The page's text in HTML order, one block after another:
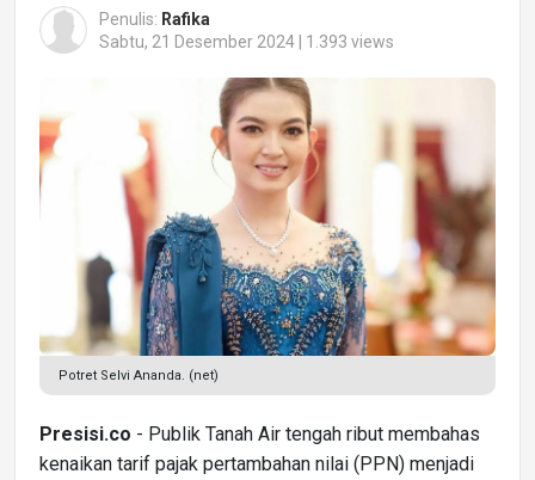
Penulis: Rafika
Sabtu, 21 Desember 2024 | 1.393 views
Potret Selvi Ananda. (net)
Presisi.co - Publik Tanah Air tengah ribut membahas
kenaikan tarif pajak pertambahan nilai (PPN) menjadi